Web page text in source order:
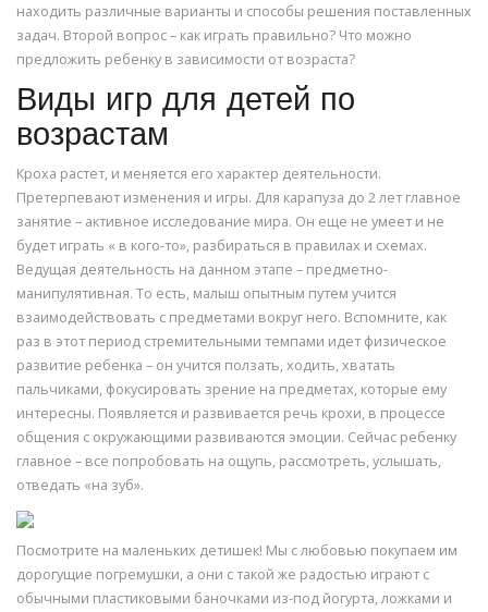
находить различные варианты и способы решения поставленных
задач. Второй вопрос – как играть правильно? Что можно
предложить ребенку в зависимости от возраста?
Виды игр для детей по
возрастам
Кроха растет, и меняется его характер деятельности.
Претерпевают изменения и игры. Для карапуза до 2 лет главное
занятие – активное исследование мира. Он еще не умеет и не
будет играть « в кого-то», разбираться в правилах и схемах.
Ведущая деятельность на данном этапе – предметно-
манипулятивная. То есть, малыш опытным путем учится
взаимодействовать с предметами вокруг него. Вспомните, как
раз в этот период стремительными темпами идет физическое
развитие ребенка – он учится ползать, ходить, хватать
пальчиками, фокусировать зрение на предметах, которые ему
интересны. Появляется и развивается речь крохи, в процессе
общения с окружающими развиваются эмоции. Сейчас ребенку
главное – все попробовать на ощупь, рассмотреть, услышать,
отведать «на зуб».
Посмотрите на маленьких детишек! Мы с любовью покупаем им
дорогущие погремушки, а они с такой же радостью играют с
обычными пластиковыми баночками из-под йогурта, ложками и